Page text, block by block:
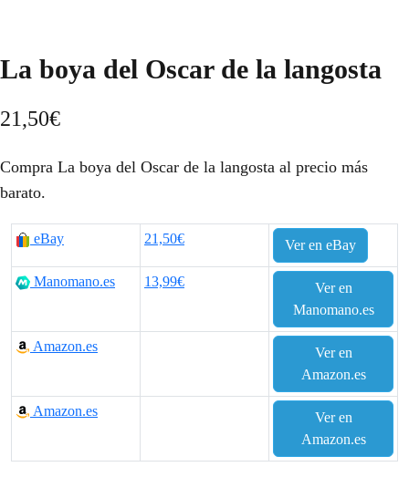
La boya del Oscar de la langosta
21,50€
Compra La boya del Oscar de la langosta al precio más
barato.
eBay 21,50€ Ver en eBay
Manomano.es 13,99€
Ver en
Manomano.es
Amazon.es
Ver en
Amazon.es
Amazon.es
Ver en
Amazon.es